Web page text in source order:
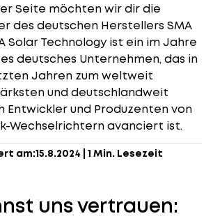
Seite möchten wir dir die
des deutschen Herstellers SMA
Solar Technology ist ein im Jahre
deutsches Unternehmen, das in
Jahren zum weltweit
und deutschlandweit
Entwickler und Produzenten von
Wechselrichtern avanciert ist.
am:15.8.2024 1 Min. Lesezeit
uns vertrauen: